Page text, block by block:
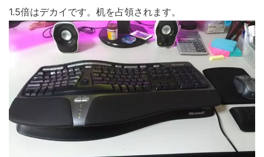
1.5倍はデカイです。机を占領されます。